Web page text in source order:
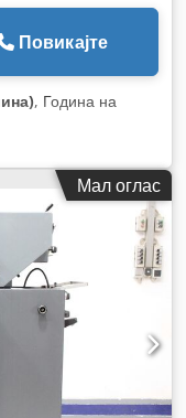
Повикајте
, Година на
Мал оглас